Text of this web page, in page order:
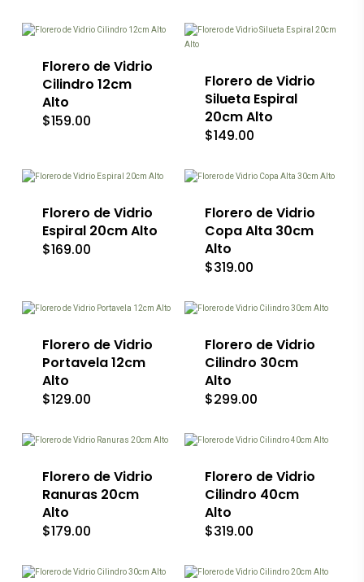
Florero de Vidrio
Cilindro 12cm
Alto
$159.00
Florero de Vidrio
Silueta Espiral
20cm Alto
$149.00
Florero de Vidrio
Espiral 20cm Alto
$169.00
Florero de Vidrio
Copa Alta 30cm
Alto
$319.00
Florero de Vidrio
Portavela 12cm
Alto
$129.00
Florero de Vidrio
Cilindro 30cm
Alto
$299.00
Florero de Vidrio
Ranuras 20cm
Alto
$179.00
Florero de Vidrio
Cilindro 40cm
Alto
$319.00